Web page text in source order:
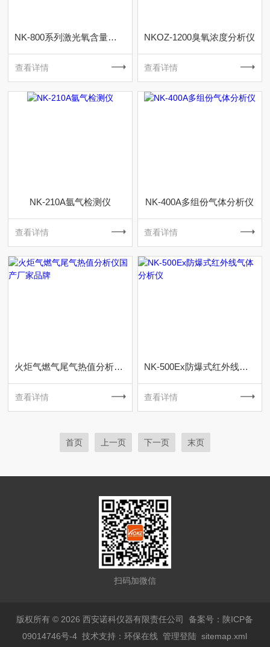
NK-800系列激光氧含量分析仪厂家
查看详情
NKOZ-1200臭氧浓度分析仪
查看详情
NK-210A氩气检测仪
查看详情
NK-400A多组份气体分析仪
查看详情
火炬气燃气尾气热值分析仪国产厂家品牌
查看详情
NK-500Ex防爆式红外线气体分析仪
查看详情
首页 上一页 下一页 末页
扫码加微信
版权所有 © 2026 西安诺科仪器有限责任公司备案号：陕ICP备
09014746号-4 技术支持：环保在线 管理登陆 sitemap.xml